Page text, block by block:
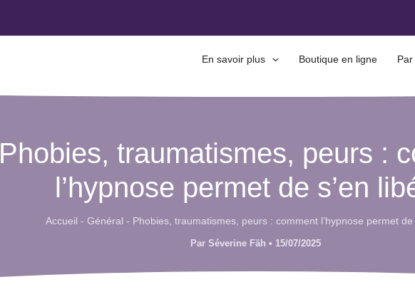
En savoir plus Boutique en ligne
Phobies, traumatismes, peurs :
l’hypnose permet de s’en
Accueil - Général - Phobies, traumatismes, peurs : comment l’hypnose permet de
Par Séverine Fäh • 15/07/2025